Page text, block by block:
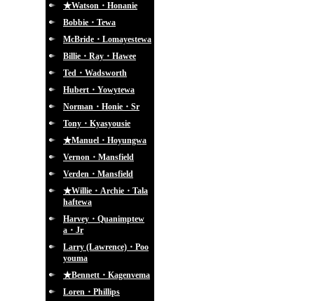
★Watson・Honanie
Bobbie・Tewa
McBride・Lomayestewa
Billie・Ray・Hawee
Ted・Wadsworth
Hubert・Yowytewa
Norman・Honie・Sr
Tony・Kyasyousie
★Manuel・Hoyungwa
Vernon・Mansfield
Verden・Mansfield
★Willie・Archie・Tala
haftewa
Harvey・Quanimptew
a・Jr
Larry (Lawrence)・Poo
youma
★Bennett・Kagenvema
Loren・Phillips